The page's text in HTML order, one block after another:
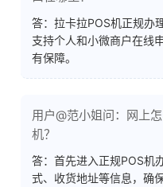
答：拉卡拉POS机正规办
支持个人和小微商户在线
有保障。
用户@范小姐问：网上
机？
答：首先进入正规POS机
式、收货地址等信息，确